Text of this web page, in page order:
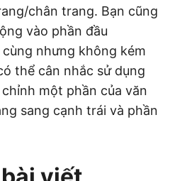
chân trang. Bạn cũng
vào phần đầu
nhưng không kém
thể cân nhắc sử dụng
một phần của văn
sang cạnh trái và phần